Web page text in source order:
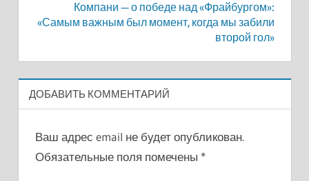
Компани — о победе над «Фрайбургом»:
«Самым важным был момент, когда мы забили
второй гол»
ДОБАВИТЬ КОММЕНТАРИЙ
Ваш адрес email не будет опубликован.
Обязательные поля помечены *